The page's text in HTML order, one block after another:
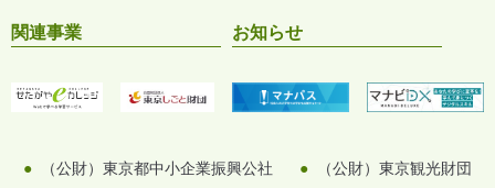
関連事業 お知らせ
（公財）東京都中小企業振興公社 （公財）東京観光財団